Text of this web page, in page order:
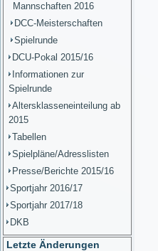
Mannschaften 2016
DCC-Meisterschaften
Spielrunde
DCU-Pokal 2015/16
Informationen zur
Spielrunde
Altersklasseneinteilung ab
2015
Tabellen
Spielpläne/Adresslisten
Presse/Berichte 2015/16
Sportjahr 2016/17
Sportjahr 2017/18
DKB
Letzte Änderungen